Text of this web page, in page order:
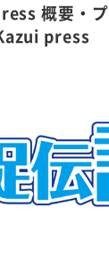
概要・
press